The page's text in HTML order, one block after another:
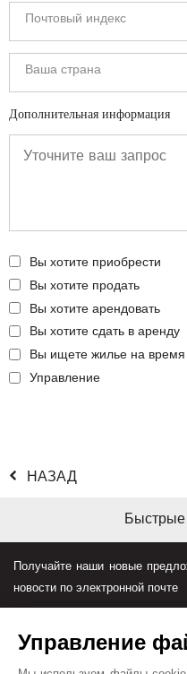
Дополнительная информация
Вы хотите приобрести
Вы хотите продать
Вы хотите арендовать
Вы хотите сдать в аренду
Вы ищете жилье на время
Управление
НАЗАД
Быстрые
Получайте наши новые
новости по электронной почте
Управление